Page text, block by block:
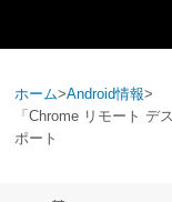
ホーム>Android情報>
「Chrome リモート デ
ポート